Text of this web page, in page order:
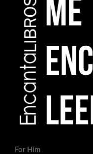
For Him